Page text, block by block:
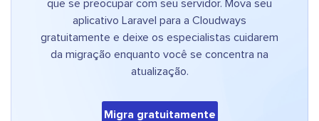
que se preocupar com seu servidor. Mova seu
aplicativo Laravel para a Cloudways
gratuitamente e deixe os especialistas cuidarem
da migração enquanto você se concentra na
atualização.
Migra gratuitamente